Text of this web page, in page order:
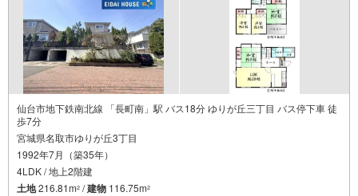
2.
＜経験豊富なスタッフ＞
当社では【購入】【売却】【引っ越し】【リフォーム】など住宅に関する
様々なご相談はもちろん、
ご購入時に気になる住宅ローンや各種税金についても、誠心誠意ご説明さ
せていただきます。
各店舗ではキッズスペースも完備！お子様連れのご家族皆様で、ぜひお越
しください。
営業時間:10:00～18:00（定休日:火・水曜日 ※店舗により変動あり）
現地のご案内も可能ですので、どうぞお気軽にお問い合わせください！
仙台市地下鉄南北線 「長町南」駅 バス18分 ゆりが丘三丁目 バス停下車 徒
歩7分
宮城県名取市ゆりが丘3丁目
1992年7月（築35年）
4LDK / 地上2階建
土地216.81m2 /建物 116.75m2